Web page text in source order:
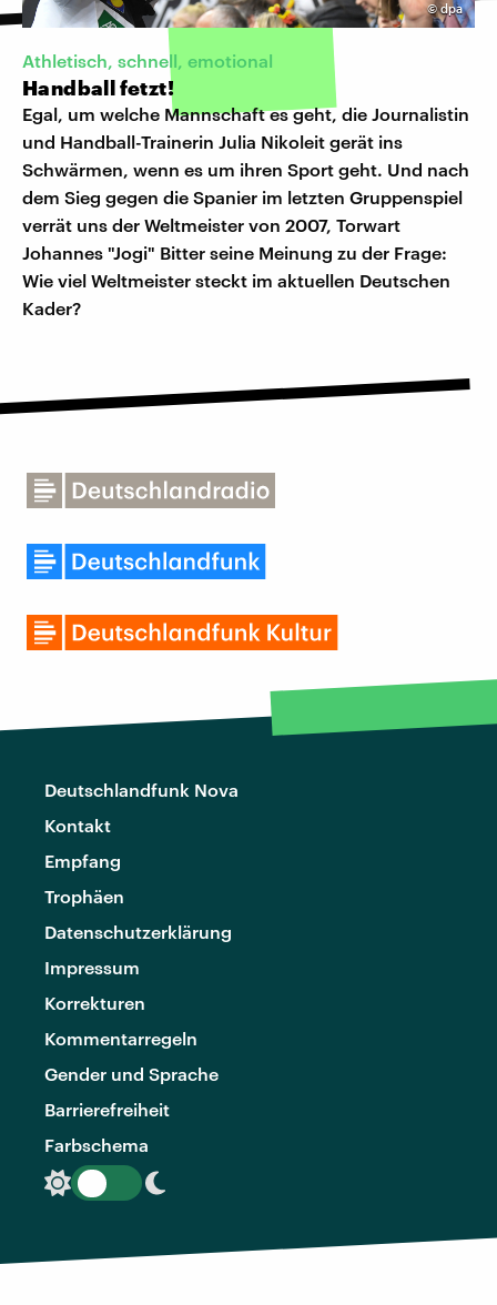
©dpa
Athletisch, schnell, emotional
Handball fetzt!
Egal, um welche Mannschaft es geht, die Journalistin
und Handball-Trainerin Julia Nikoleit gerät ins
Schwärmen, wenn es um ihren Sport geht. Und nach
dem Sieg gegen die Spanier im letzten Gruppenspiel
verrät uns der Weltmeister von 2007, Torwart
Johannes "Jogi" Bitter seine Meinung zu der Frage:
Wie viel Weltmeister steckt im aktuellen Deutschen
Kader?
Deutschlandfunk Nova
Kontakt
Empfang
Trophäen
Datenschutzerklärung
Impressum
Korrekturen
Kommentarregeln
Gender und Sprache
Barrierefreiheit
Farbschema